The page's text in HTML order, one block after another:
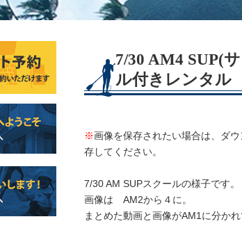
7/30 AM4 SUP(
ル付きレンタ
※画像を保存されたい場合は、ダ
存してください。
7/30 AM SUPスクールの様子です。
画像は AM2から４に。
まとめた動画と画像がAM1に分かれ